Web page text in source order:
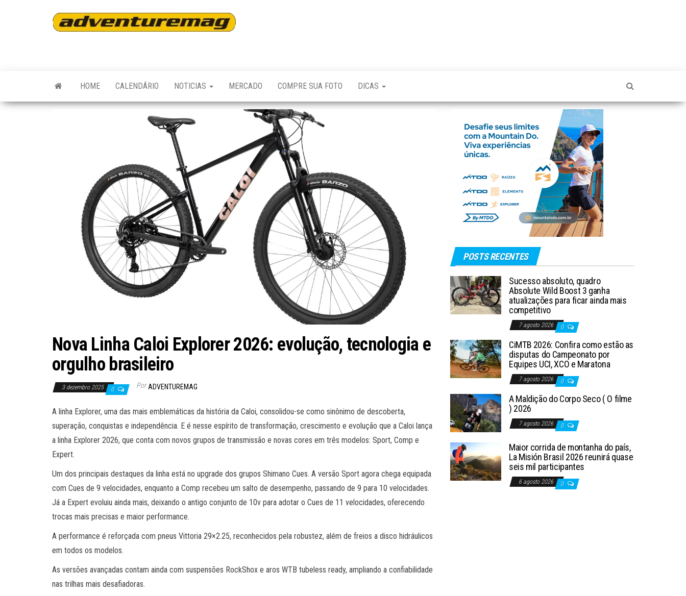
HOME CALENDÁRIO NOTICIAS MERCADO COMPRE SUA FOTO DICAS
Nova Linha Caloi Explorer 2026: evolução, tecnologia e
orgulho brasileiro
3 dezembro 2025 0 Por ADVENTUREMAG
A linha Explorer, uma das mais emblemáticas da história da Caloi, consolidou-se como sinônimo de descoberta,
superação, conquistas e independência. E é nesse espírito de transformação, crescimento e evolução que a Caloi lança
a linha Explorer 2026, que conta com novos grupos de transmissão e novas cores em três modelos: Sport, Comp e
Expert.
Um dos principais destaques da linha está no upgrade dos grupos Shimano Cues. A versão Sport agora chega equipada
com Cues de 9 velocidades, enquanto a Comp recebeu um salto de desempenho, passando de 9 para 10 velocidades.
Já a Expert evoluiu ainda mais, deixando o antigo conjunto de 10v para adotar o Cues de 11 velocidades, oferecendo
trocas mais precisas e maior performance.
A performance é reforçada com pneus Vittoria 29×2.25, reconhecidos pela robustez, além de freios a disco hidráulicos
em todos os modelos.
As versões avançadas contam ainda com suspensões RockShox e aros WTB tubeless ready, ampliando a confiabilidade
nas trilhas mais desafiadoras.
POSTS RECENTES
Sucesso absoluto, quadro
Absolute Wild Boost 3 ganha
atualizações para ficar ainda mais
competitivo
7 agosto 2026 0
CiMTB 2026: Confira como estão as
disputas do Campeonato por
Equipes UCI, XCO e Maratona
7 agosto 2026 0
A Maldição do Corpo Seco ( O filme
) 2026
7 agosto 2026 0
Maior corrida de montanha do país,
La Misión Brasil 2026 reunirá quase
seis mil participantes
6 agosto 2026 0